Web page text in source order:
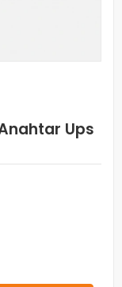
Ups